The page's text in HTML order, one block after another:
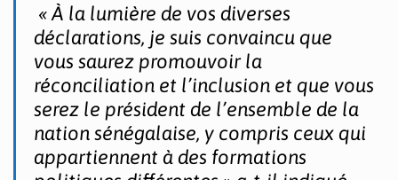
« À la lumière de vos diverses
déclarations, je suis convaincu que
vous saurez promouvoir la
réconciliation et l’inclusion et que vous
serez le président de l’ensemble de la
nation sénégalaise, y compris ceux qui
appartiennent à des formations